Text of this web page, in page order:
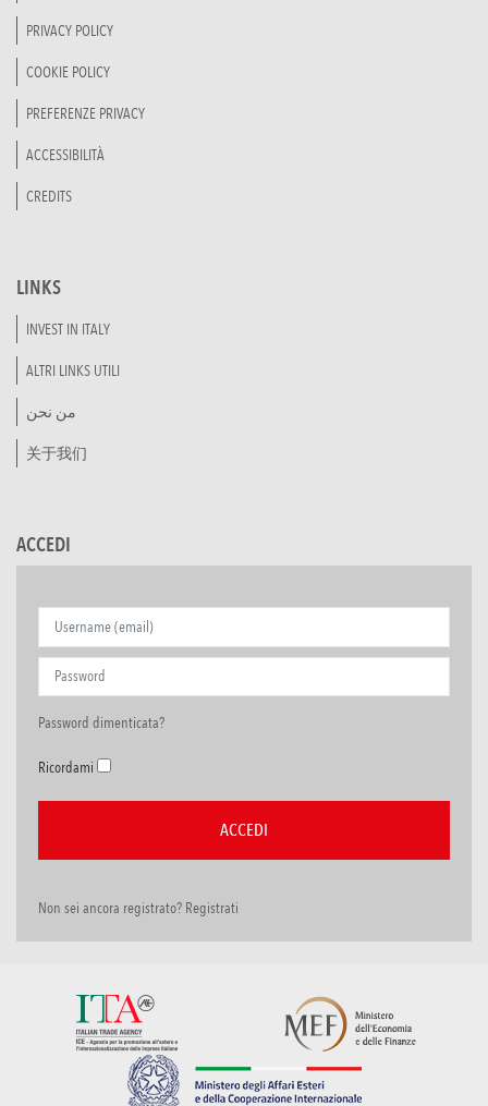
PRIVACY POLICY
COOKIE POLICY
PREFERENZE PRIVACY
ACCESSIBILITÀ
CREDITS
LINKS
INVEST IN ITALY
ALTRI LINKS UTILI
من نحن
关于我们
ACCEDI
Password dimenticata?
Ricordami
Non sei ancora registrato? Registrati